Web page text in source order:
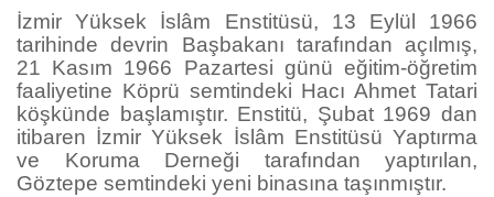
İzmir Yüksek İslâm Enstitüsü, 13 Eylül 1966
tarihinde devrin Başbakanı tarafından açılmış,
21 Kasım 1966 Pazartesi günü eğitim-öğretim
faaliyetine Köprü semtindeki Hacı Ahmet Tatari
köşkünde başlamıştır. Enstitü, Şubat 1969 dan
itibaren İzmir Yüksek İslâm Enstitüsü Yaptırma
ve Koruma Derneği tarafından yaptırılan,
Göztepe semtindeki yeni binasına taşınmıştır.